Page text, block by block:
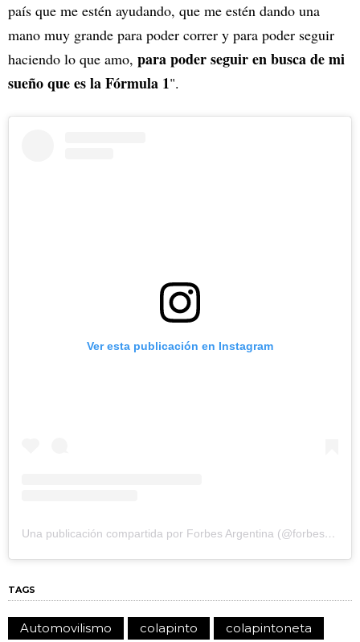
país que me estén ayudando, que me estén dando una
mano muy grande para poder correr y para poder seguir
haciendo lo que amo, para poder seguir en busca de mi
sueño que es la Fórmula 1".
Ver esta publicación en Instagram
Una publicación compartida por Forbes Argentina (@forbesargentina)
TAGS
Automovilismo colapinto
colapintoneta